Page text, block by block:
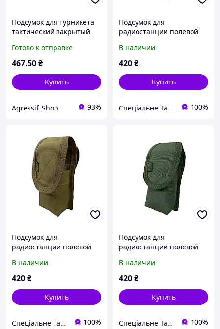
Подсумок для турникета
тактический закрытый
кордуры койот AGR20
Готово к отправке
467.50₴
Купить
Agressif_Shop 93%
Подсумок для
радиостанции полевой
В наличии
420₴
Купить
Спеціальне Тактичне Спорядження 100%
Подсумок для
радиостанции полевой
В наличии
420₴
Купить
Спеціальне Тактичне Спорядження 100%
Подсумок для
радиостанции полевой
В наличии
420₴
Купить
Спеціальне Тактичне Спорядження 100%